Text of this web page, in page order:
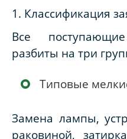
1. Классификация
Все
разбиты на три
Типовые
Замена лампы,
раковиной,